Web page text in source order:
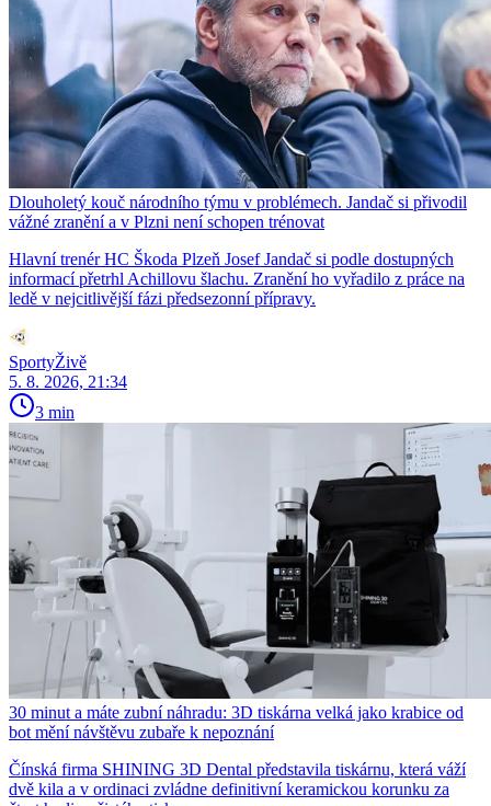
Dlouholetý kouč národního týmu v problémech. Jandač si přivodil
vážné zranění a v Plzni není schopen trénovat
Hlavní trenér HC Škoda Plzeň Josef Jandač si podle dostupných
informací přetrhl Achillovu šlachu. Zranění ho vyřadilo z práce na
ledě v nejcitlivější fázi předsezonní přípravy.
SportyŽivě
5. 8. 2026, 21:34
3 min
30 minut a máte zubní náhradu: 3D tiskárna velká jako krabice od
bot mění návštěvu zubaře k nepoznání
Čínská firma SHINING 3D Dental představila tiskárnu, která váží
dvě kila a v ordinaci zvládne definitivní keramickou korunku za